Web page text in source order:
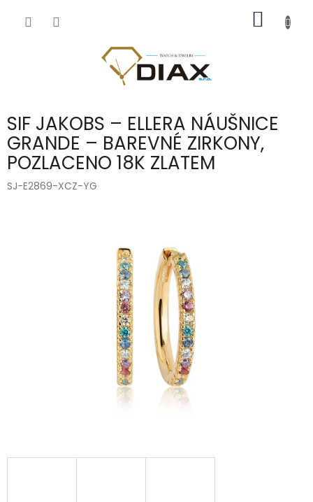
KOŠÍK
SIF JAKOBS – ELLERA NÁUŠNICE
GRANDE – BAREVNÉ ZIRKONY,
POZLACENO 18K ZLATEM
SJ-E2869-XCZ-YG